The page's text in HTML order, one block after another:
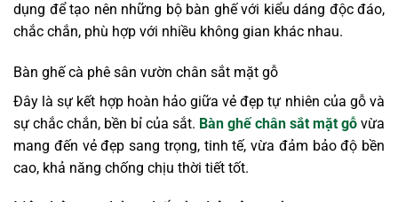
dụng để tạo nên những bộ bàn ghế với kiểu dáng độc đáo,
chắc chắn, phù hợp với nhiều không gian khác nhau.
Bàn ghế cà phê sân vườn chân sắt mặt gỗ
Đây là sự kết hợp hoàn hảo giữa vẻ đẹp tự nhiên của gỗ và
sự chắc chắn, bền bỉ của sắt. Bàn ghế chân sắt mặt gỗ vừa
mang đến vẻ đẹp sang trọng, tinh tế, vừa đảm bảo độ bền
cao, khả năng chống chịu thời tiết tốt.